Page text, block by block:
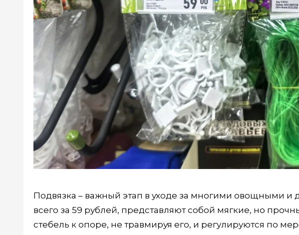
Подвязка – важный этап в уходе за многими овощными и
всего за 59 рублей, представляют собой мягкие, но
стебель к опоре, не травмируя его, и регулируются по